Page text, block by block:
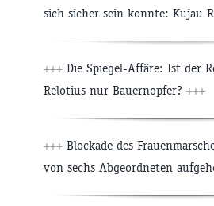
sich sicher sein konnte: Kujau
+++ Die Spiegel-Affäre: Ist der
Relotius nur Bauernopfer? +++
+++ Blockade des
von sechs Abgeordneten